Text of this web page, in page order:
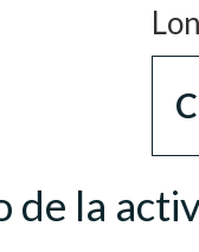
de la